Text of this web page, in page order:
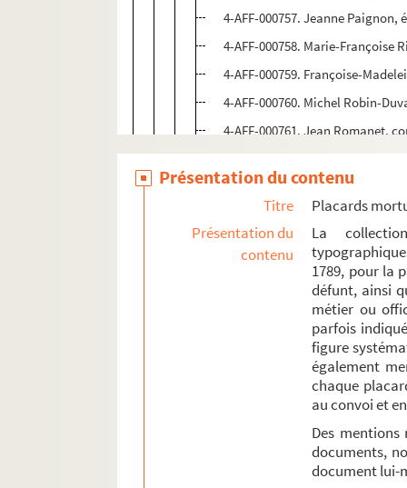
4-AFF-000757. Jeanne Paignon,
4-AFF-000758. Marie-Françoise
4-AFF-000759. Françoise-
4-AFF-000760. Michel Robin-
4-AFF-000761. Jean Romanet,
4-AFF-000763 ; 4-AFF-000764.
4-AFF-000765. Jean-Baptiste-
4-AFF-000766. Louise-
4-AFF-000767. Jean-Baptiste-
Église Saint-Jean-le-Rond
Église Saint-Louis-en-l'Île
Église Sainte-Marie-Madeleine-
Église Sainte-Marine
Église Saint-Paul-des-Champs
Église Saint-Pierre-aux-Bœufs
Présentation du contenu
Titre
Placards
Présentation du
contenu
La
1789, pour la
défunt, ainsi
métier ou
parfois
figure
également
chaque
au convoi et
Des
documents,
document lui-